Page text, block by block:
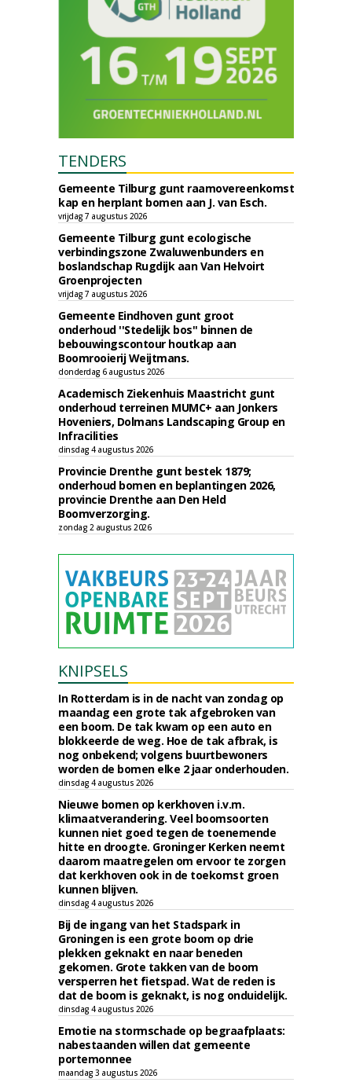
TENDERS
Gemeente Tilburg gunt raamovereenkomst
kap en herplant bomen aan J. van Esch.
vrijdag 7 augustus 2026
Gemeente Tilburg gunt ecologische
verbindingszone Zwaluwenbunders en
boslandschap Rugdijk aan Van Helvoirt
Groenprojecten
vrijdag 7 augustus 2026
Gemeente Eindhoven gunt groot
onderhoud ''Stedelijk bos'' binnen de
bebouwingscontour houtkap aan
Boomrooierij Weijtmans.
donderdag 6 augustus 2026
Academisch Ziekenhuis Maastricht gunt
onderhoud terreinen MUMC+ aan Jonkers
Hoveniers, Dolmans Landscaping Group en
Infracilities
dinsdag 4 augustus 2026
Provincie Drenthe gunt bestek 1879;
onderhoud bomen en beplantingen 2026,
provincie Drenthe aan Den Held
Boomverzorging.
zondag 2 augustus 2026
KNIPSELS
In Rotterdam is in de nacht van zondag op
maandag een grote tak afgebroken van
een boom. De tak kwam op een auto en
blokkeerde de weg. Hoe de tak afbrak, is
nog onbekend; volgens buurtbewoners
worden de bomen elke 2 jaar onderhouden.
dinsdag 4 augustus 2026
Nieuwe bomen op kerkhoven i.v.m.
klimaatverandering. Veel boomsoorten
kunnen niet goed tegen de toenemende
hitte en droogte. Groninger Kerken neemt
daarom maatregelen om ervoor te zorgen
dat kerkhoven ook in de toekomst groen
kunnen blijven.
dinsdag 4 augustus 2026
Bij de ingang van het Stadspark in
Groningen is een grote boom op drie
plekken geknakt en naar beneden
gekomen. Grote takken van de boom
versperren het fietspad. Wat de reden is
dat de boom is geknakt, is nog onduidelijk.
dinsdag 4 augustus 2026
Emotie na stormschade op begraafplaats:
nabestaanden willen dat gemeente
portemonnee
maandag 3 augustus 2026